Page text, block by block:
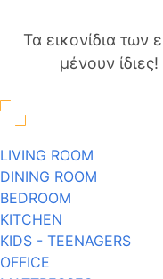
Τα εικονίδια των
μένουν
LIVING ROOM
DINING ROOM
BEDROOM
KITCHEN
KIDS - TEENAGERS
OFFICE